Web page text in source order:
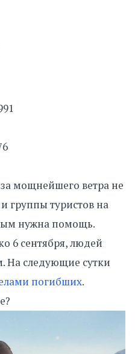
мощнейшего ветра не
группы туристов на
нужна помощь.
6 сентября, людей
На следующие сутки
погибших.